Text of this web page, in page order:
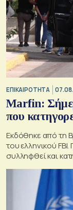
ΕΠΙΚΑΙΡΟΤΗΤΑ
Marfin:
που
Εκδόθηκε από τη
του ελληνικού
συλληφθεί και